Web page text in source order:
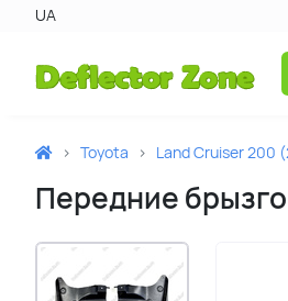
UA
Toyota Land Cruiser 200
Передние